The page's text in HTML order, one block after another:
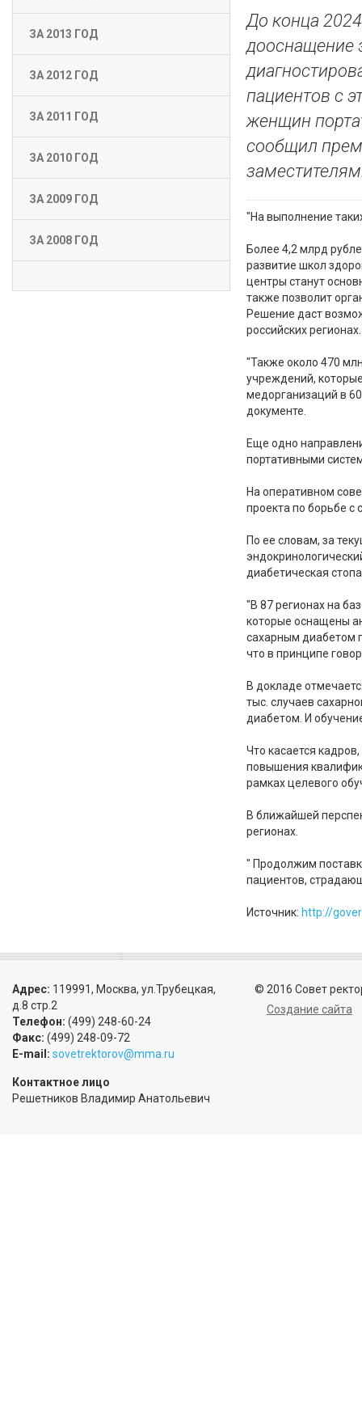
ЗА 2013 ГОД
ЗА 2012 ГОД
ЗА 2011 ГОД
ЗА 2010 ГОД
ЗА 2009 ГОД
ЗА 2008 ГОД
До конца
дооснащение
пациентов с
женщин
сообщил
"На выполнение
Более 4,2 млрд
развитие школ
центры станут
также позволит
Решение даст
российских регионах.
"Также около 470
учреждений,
медорганизаций в
документе.
Еще одно
портативными
На оперативном
проекта по борьбе
По ее словам, за
диабетическая
"В 87 регионах на
которые оснащены
сахарным диабетом
что в принципе
В докладе
тыс. случаев
диабетом. И
Что касается
повышения
рамках целевого
В ближайшей
регионах.
" Продолжим
пациентов,
Источник: http://
Адрес: 119991, Москва, ул.Трубецкая,
д.8 стр.2
Телефон: (499) 248-60-24
Факс: (499) 248-09-72
E-mail: sovetrektorov@mma.ru
Контактное лицо
Решетников Владимир Анатольевич
© 2016 Совет
Создание сайта